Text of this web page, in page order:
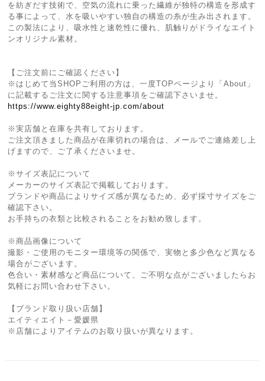
を紡ぎだす技術で、空気の流れに乗った繊維が独特の構造を形成す
る事によって、水を吸いやすい独自の構造の糸が生み出されます。
この製法により、吸水性と速乾性に優れ、肌触りがドライなエイト
ンオリジナル素材。
【ご注文前にご確認ください】
※はじめて当SHOPご利用の方は、一度TOPページより「About」
に記載するご注文に関する注意事項をご確認下さいませ。
https://www.eighty88eight-jp.com/about
※実店舗と在庫を共有しております。
ご注文頂きました商品が在庫切れの場合は、メールでご連絡差し上
げますので、ご了承くださいませ。
※サイズ表記について
メーカーのサイズ表記で掲載しております。
ブランドや商品によりサイズ感が異なるため、必ず採寸サイズをご
確認下さい。
お手持ちの衣類と比較されることをお勧め致します。
※商品画像について
撮影・ご使用のモニター環境等の関係で、実物と多少色など異なる
場合がございます。
色合い・素材感など商品について、ご不明な点がございましたらお
気軽にお問い合わせ下さい。
【ブランド取り扱い店舗】
エイティエイト－愛媛県
※店舗によりアイテムのお取り扱いが異なります。